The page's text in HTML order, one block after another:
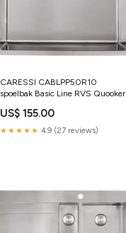
CARESSI CABLPP50R10
spoelbak Basic Line RVS Quooker
US$ 155.00
★★★★★ 4.9 (27 reviews)